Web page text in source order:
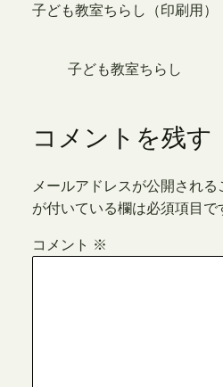
子ども教室ちらし（印刷用）
子ども教室ちらし
コメントを残す
メールアドレスが公開される
が付いている欄は必須項目で
コメント ※